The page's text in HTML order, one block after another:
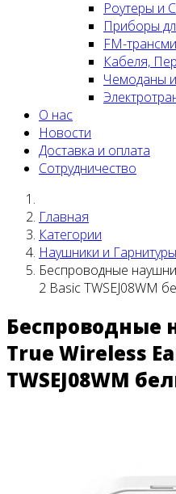
Роутеры и
Приборы
FM-
Кабеля,
Чемоданы
О нас
Новости
Доставка и оплата
Сотрудничество
Главная
Категории
Наушники и Гарнитуры
Беспроводные
2 Basic TWSEJ08WM
Беспроводные
True Wireless
TWSEJ08WM